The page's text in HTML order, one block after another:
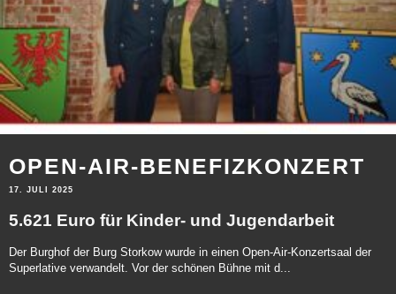
OPEN-AIR-BENEFIZKONZERT
17. JULI 2025
5.621 Euro für Kinder- und Jugendarbeit
Der Burghof der Burg Storkow wurde in einen Open-Air-Konzertsaal der
Superlative verwandelt. Vor der schönen Bühne mit d...